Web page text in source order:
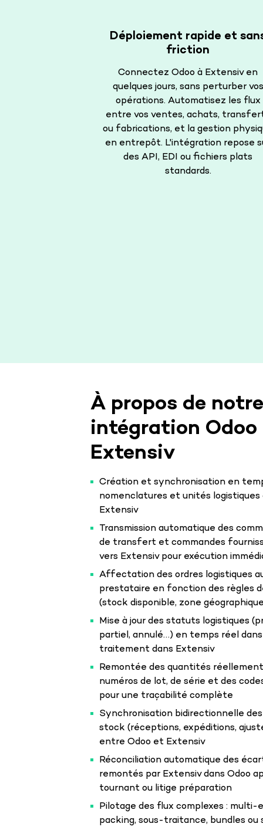
Déploiement rapide et
friction
Connectez Odoo à Extensiv en
quelques jours, sans perturber vos
opérations. Automatisez les flux
entre vos ventes, achats,
ou fabrications, et la gestion
en entrepôt. L'intégration repose
des API, EDI ou fichiers plats
standards.
À propos de notre
intégration Odoo
Extensiv
Création et synchronisation en
nomenclatures et unités logistiques
Extensiv
Transmission automatique des
de transfert et commandes
vers Extensiv pour exécution
Affectation des ordres logistiques
prestataire en fonction des règles
(stock disponible, zone
Mise à jour des statuts logistiques
partiel, annulé…) en temps réel dans
traitement dans Extensiv
Remontée des quantités
numéros de lot, de série et des
pour une traçabilité complète
Synchronisation bidirectionnelle
stock (réceptions, expéditions,
entre Odoo et Extensiv
Réconciliation automatique des
remontés par Extensiv dans Odoo
tournant ou litige préparation
Pilotage des flux complexes :
packing, sous-traitance, bundles ou